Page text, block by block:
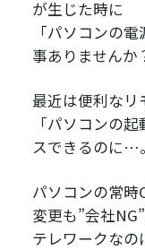
が生じた時に
「パソコンの
事ありませんか
最近は便利なリ
「パソコンの
スできるのに…。
パソコンの常時
変更も”会社NG”
テレワークなの